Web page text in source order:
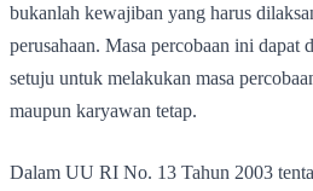
bukanlah kewajiban yang harus
perusahaan. Masa percobaan ini dapat
setuju untuk melakukan masa
maupun karyawan tetap.
Dalam UU RI No. 13 Tahun 2003